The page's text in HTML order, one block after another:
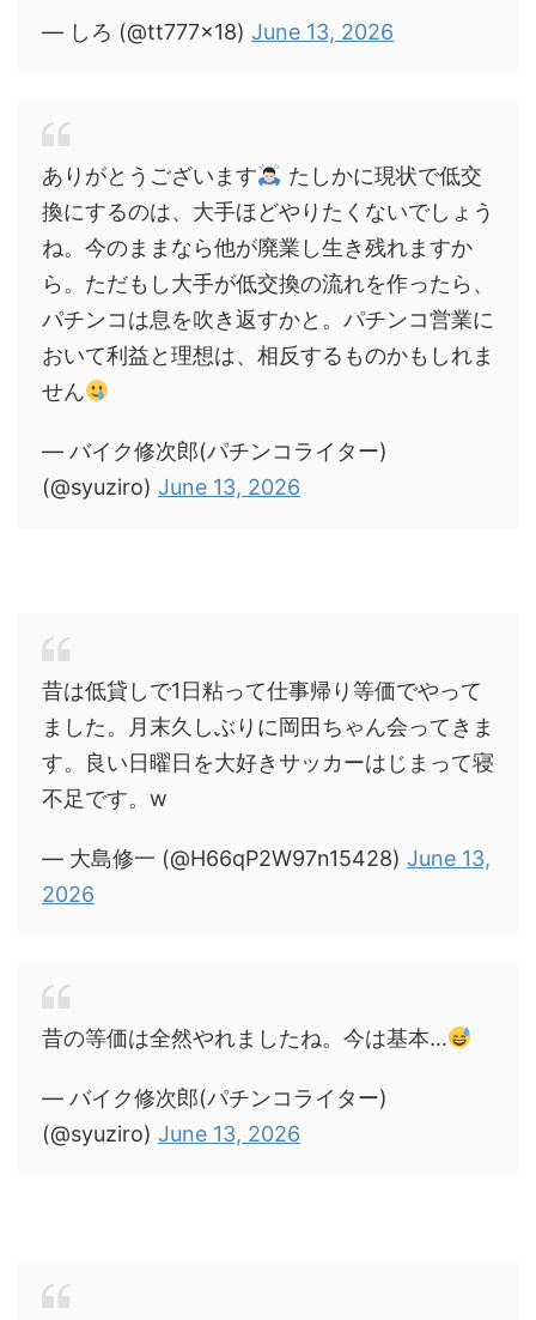
— しろ (@tt777x18) June 13, 2026
ありがとうございます
たしかに現状で低交
換にするのは、大手ほどやりたくないでしょう
ね。今のままなら他が廃業し生き残れますか
ら。ただもし大手が低交換の流れを作ったら、
パチンコは息を吹き返すかと。パチンコ営業に
おいて利益と理想は、相反するものかもしれま
せん
— バイク修次郎(パチンコライター)
(@syuziro) June 13, 2026
昔は低貸しで1日粘って仕事帰り等価でやって
ました。月末久しぶりに岡田ちゃん会ってきま
す。良い日曜日を大好きサッカーはじまって寝
不足です。w
— 大島修一 (@H66qP2W97n15428) June 13,
2026
昔の等価は全然やれましたね。今は基本…
— バイク修次郎(パチンコライター)
(@syuziro) June 13, 2026